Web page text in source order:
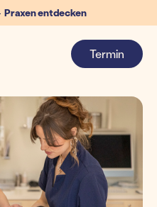
Praxen entdecken
Termin